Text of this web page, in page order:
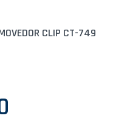
CLIP CT-749